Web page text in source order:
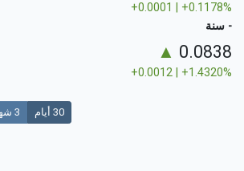
+0.0001 | +0.1178%
- سنة
0.0838
▲
+0.0012 | +1.4320%
30 أيام 3 شهور